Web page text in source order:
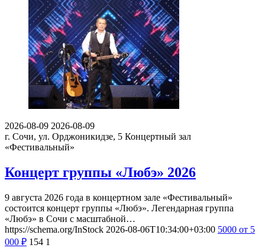
2026-08-09 2026-08-09
г. Сочи, ул. Орджоникидзе, 5 Концертный зал
«Фестивальный»
Концерт группы «Любэ» 2026
9 августа 2026 года в концертном зале «Фестивальный»
состоится концерт группы «Любэ». Легендарная группа
«Любэ» в Сочи с масштабной…
https://schema.org/InStock 2026-08-06T10:34:00+03:00 5000 от 5
000 ₽ 154 1